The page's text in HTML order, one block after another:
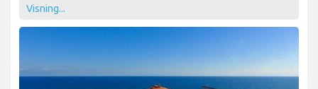
Visning...